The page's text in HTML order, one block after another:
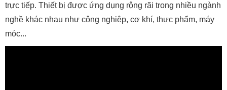
trực tiếp. Thiết bị được ứng dụng rộng rãi trong nhiều ngành
nghề khác nhau như công nghiệp, cơ khí, thực phẩm, máy
móc...